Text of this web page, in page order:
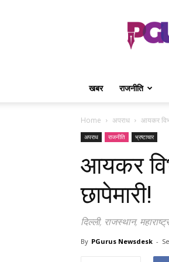
PGurus
Hindi
खबर राजनीति
Home अपराध आयकर
अपराध राजनीति भ्रष्टाचार
आयकर
छापेमारी!
दिल्ली, राजस्थान,
By PGurus Newsdesk -